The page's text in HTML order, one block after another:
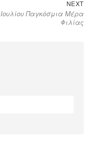
NEXT
Παγκόσμια Μέρα
Φιλίας